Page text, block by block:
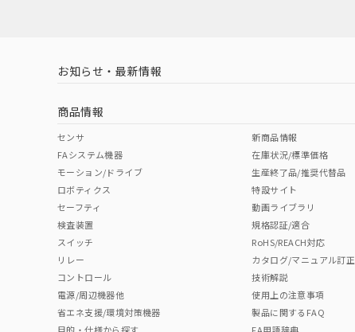
中国 RoHS 注意事項・凡例
中国 RoHS表
Pb Hg
"対応済み"や非含有の記載がされた商品であっても、流通
非含有品が必要な際は、弊社営業部門もしくは販売店へお
（イギリス
（ノルウェー
お知らせ・最新情報
商品情報
センサ
FAシステム機器
モーション/ドライブ
ロボティクス
セーフティ
検査装置
スイッチ
リレー
コントロール
電源/周辺機器他
省エネ支援/環境対策機器
新商品情報
在庫状況/標準価格
生産終了品/推奨代替品
特設サイト
動画ライブラリ
規格認証/適合
RoHS/REACH対応
カタログ/マニュアル訂正
技術解説
使用上の注意事項
製品に関するFAQ